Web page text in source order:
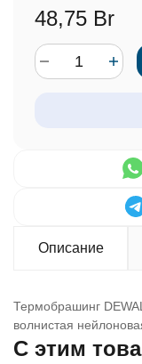
48,75 Br
Описание
Термобрашинг
волнистая
C этим